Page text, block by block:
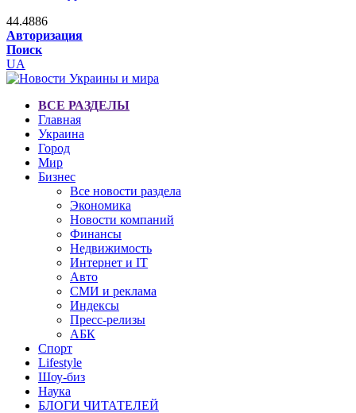
44.4886
Авторизация
Поиск
UA
ВСЕ РАЗДЕЛЫ
Главная
Украина
Город
Мир
Бизнес
Все новости раздела
Экономика
Новости компаний
Финансы
Недвижимость
Интернет и IT
Авто
СМИ и реклама
Индексы
Пресс-релизы
АБК
Спорт
Lifestyle
Шоу-биз
Наука
БЛОГИ ЧИТАТЕЛЕЙ